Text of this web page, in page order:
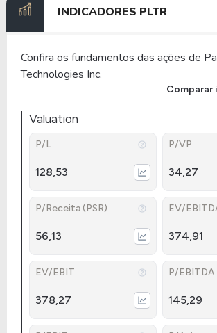
INDICADORES PLTR
Confira os fundamentos das ações de
Technologies Inc.
Comparar
Valuation
P/L
128,53
P/VP
34,27
P/Receita (PSR)
56,13
EV/
374,91
EV/EBIT
378,27
P/EBITDA
145,29